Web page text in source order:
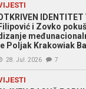
i Zovko
Poljak Krakowiak
28. Jul. 2026 7